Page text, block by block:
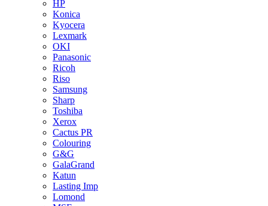
HP
Konica
Kyocera
Lexmark
OKI
Panasonic
Ricoh
Riso
Samsung
Sharp
Toshiba
Xerox
Cactus PR
Colouring
G&G
GalaGrand
Katun
Lasting Imp
Lomond